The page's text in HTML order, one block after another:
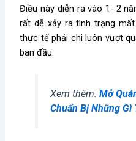
Điều này diễn ra vào 1- 2
rất dễ xảy ra tình trạng
thực tế phải chi luôn vượt
ban đầu.
Xem thêm: Mở
Chuẩn Bị Những Gì